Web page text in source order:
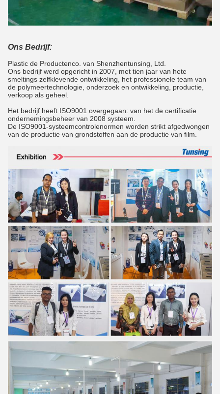
Ons Bedrijf:
Plastic de Productenco. van Shenzhentunsing, Ltd.
Ons bedrijf werd opgericht in 2007, met tien jaar van hete
smeltings zelfklevende ontwikkeling, het professionele team van
de polymeertechnologie, onderzoek en ontwikkeling, productie,
verkoop als geheel.
Het bedrijf heeft ISO9001 overgegaan: van het de certificatie
ondernemingsbeheer van 2008 systeem.
De ISO9001-systeemcontrolenormen worden strikt afgedwongen
van de productie van grondstoffen aan de productie van film.